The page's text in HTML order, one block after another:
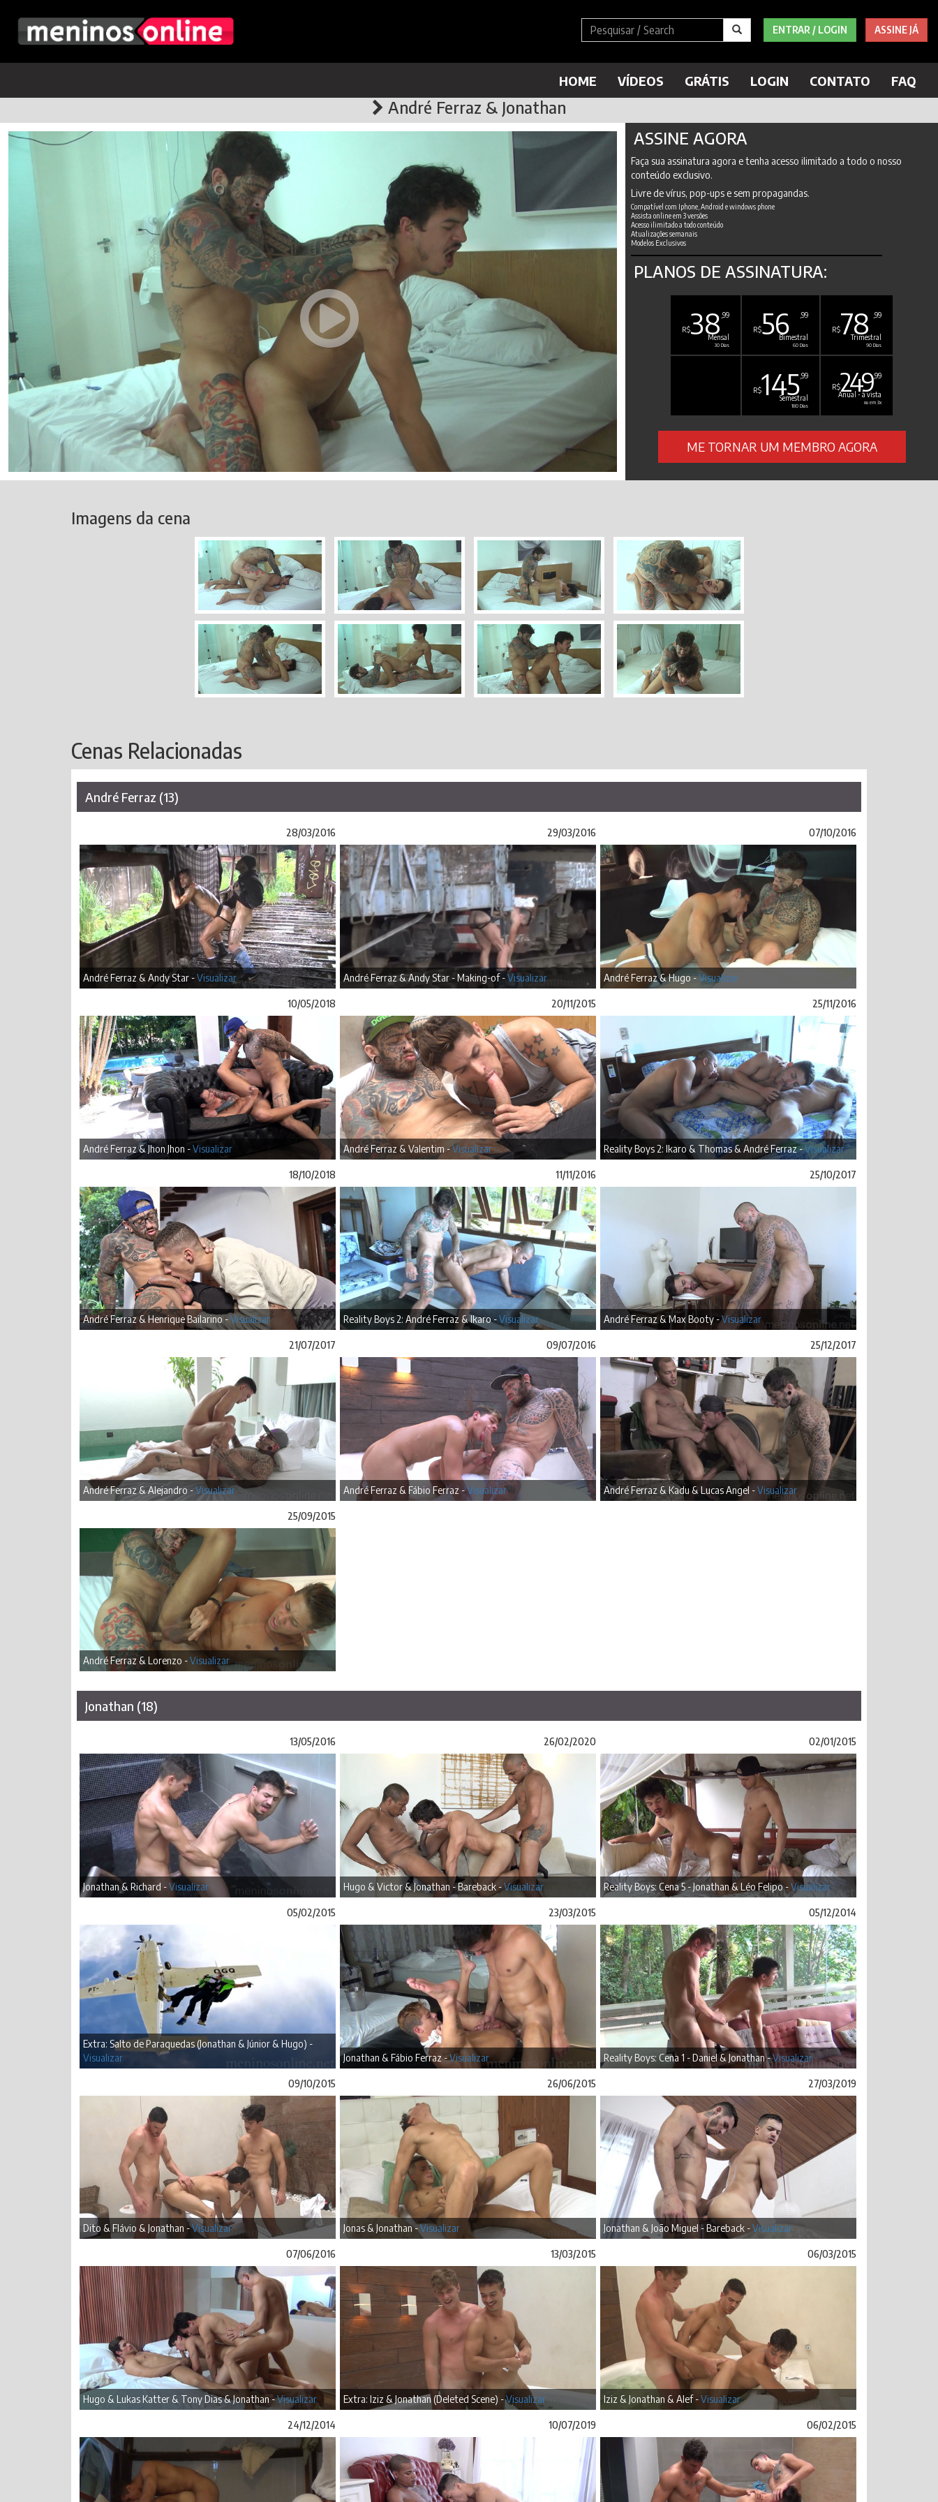
ENTRAR / LOGIN ASSINE JÁ
HOME VÍDEOS GRÁTIS LOGIN CONTATO FAQ
André Ferraz & Jonathan
ASSINE AGORA
Faça sua assinatura agora e tenha acesso ilimitado a todo o nosso
conteúdo exclusivo.
Livre de vírus, pop-ups e sem propagandas.
Compatível com Iphone, Android e windows phone
Assista online em 3 versões
Acesso ilimitado a todo conteúdo
Atualizações semanais
Modelos Exclusivos
PLANOS DE ASSINATURA:
R$38 ,99
Mensal
30 Dias
R$56 ,99
Bimestral
60 Dias
R$78 ,99
Trimestral
90 Dias
R$145,99
Semestral
180 Dias
R$249,99
Anual - à vista
ou em 3x
ME TORNAR UM MEMBRO AGORA
Imagens da cena
Cenas Relacionadas
André Ferraz (13)
28/03/2016
André Ferraz & Andy Star -Visualizar
29/03/2016
André Ferraz & Andy Star - Making-of -Visualizar
07/10/2016
André Ferraz & Hugo -Visualizar
10/05/2018
André Ferraz & Jhon Jhon -Visualizar
20/11/2015
André Ferraz & Valentim -Visualizar
25/11/2016
Reality Boys 2: Ikaro & Thomas & André Ferraz -Visualizar
18/10/2018
André Ferraz & Henrique Bailarino -Visualizar
11/11/2016
Reality Boys 2: André Ferraz & Ikaro -Visualizar
25/10/2017
André Ferraz & Max Booty -Visualizar
21/07/2017
André Ferraz & Alejandro -Visualizar
09/07/2016
André Ferraz & Fábio Ferraz -Visualizar
25/12/2017
André Ferraz & Kadu & Lucas Angel -Visualizar
25/09/2015
André Ferraz & Lorenzo -Visualizar
Jonathan (18)
13/05/2016
Jonathan & Richard -Visualizar
26/02/2020
Hugo & Victor & Jonathan - Bareback -Visualizar
02/01/2015
Reality Boys: Cena 5 - Jonathan & Léo Felipo -Visualizar
05/02/2015
Extra: Salto de Paraquedas (Jonathan & Júnior & Hugo) -
Visualizar
23/03/2015
Jonathan & Fábio Ferraz -Visualizar
05/12/2014
Reality Boys: Cena 1 - Daniel & Jonathan -Visualizar
09/10/2015
Dito & Flávio & Jonathan -Visualizar
26/06/2015
Jonas & Jonathan -Visualizar
27/03/2019
Jonathan & João Miguel - Bareback -Visualizar
07/06/2016
Hugo & Lukas Katter & Tony Dias & Jonathan -Visualizar
13/03/2015
Extra: Iziz & Jonathan (Deleted Scene) -Visualizar
06/03/2015
Iziz & Jonathan & Alef -Visualizar
24/12/2014 10/07/2019 06/02/2015